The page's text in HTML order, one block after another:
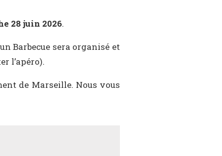
28 juin 2026.
Barbecue sera organisé et
l’apéro).
de Marseille. Nous vous